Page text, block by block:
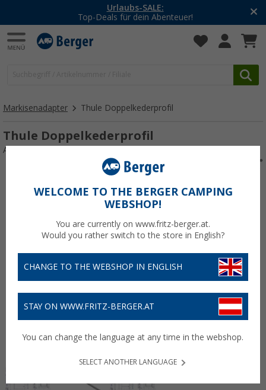
Urlaubs-SALE:
Top-Deals für dein Abenteuer!
Markisenadapter Thule Doppelkederprofil
Thule Doppelkederprofil
Art.-Nr.: 110283
WELCOME TO THE BERGER CAMPING
WEBSHOP!
You are currently on www.fritz-berger.at.
Would you rather switch to the store in English?
CHANGE TO THE WEBSHOP IN ENGLISH
STAY ON WWW.FRITZ-BERGER.AT
You can change the language at any time in the webshop.
SELECT ANOTHER LANGUAGE